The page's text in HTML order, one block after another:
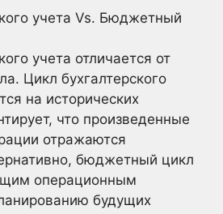
учета Vs. Бюджетный
учета отличается от
Цикл бухгалтерского
на исторических
что произведенные
отражаются
бюджетный цикл
операционным
будущих